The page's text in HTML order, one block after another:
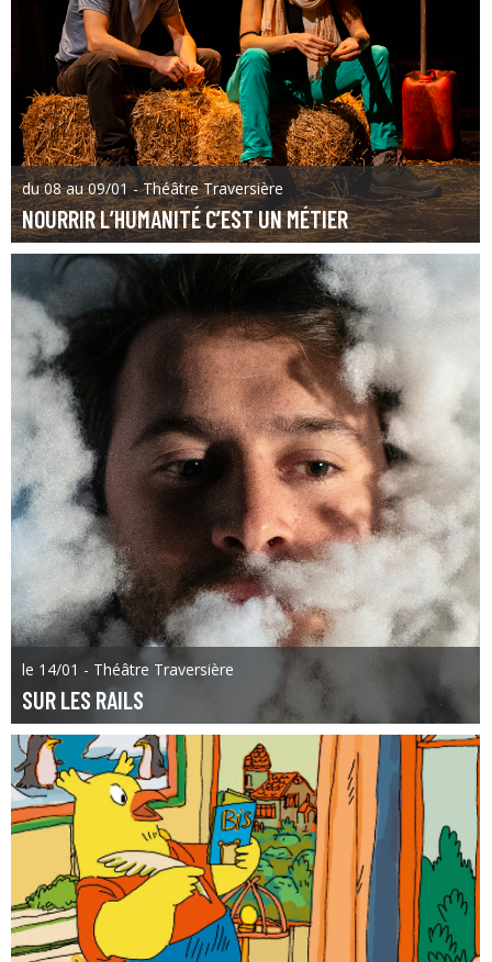
du 08 au 09/01 - Théâtre Traversière
NOURRIR L’HUMANITÉ C’EST UN MÉTIER
le 14/01 - Théâtre Traversière
SUR LES RAILS